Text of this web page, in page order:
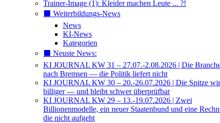
Trainer-Image (1): Kleider machen Leute ... ?!
⬛️ Weiterbildungs-News
News
KI-News
Kategorien
⬛️ Neuste News:
KI JOURNAL KW 31 – 27.07.-2.08.2026 | Die
nach Bremsen — die Politik liefert nicht
KI JOURNAL KW 30 – 20.-26.07.2026 | Die Spitze
billiger — und bleibt schwer überprüfbar
KI JOURNAL KW 29 – 13.-19.07.2026 | Zwei
Billionenmodelle, ein neuer Staatenbund und eine
die nicht aufgeht